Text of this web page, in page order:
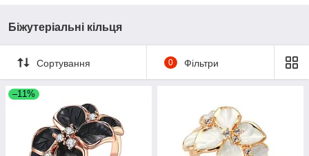
Біжутеріальні кільця
Сортування 0 Фільтри
–11%